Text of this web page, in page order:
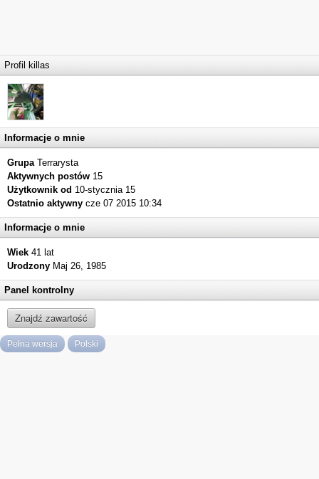
Profil killas
Informacje o mnie
GrupaTerrarysta
Aktywnych postów 15
Użytkownik od 10-stycznia 15
Ostatnio aktywny cze 07 2015 10:34
Informacje o mnie
Wiek 41 lat
Urodzony Maj 26, 1985
Panel kontrolny
Znajdź zawartość
Pełna wersja Polski